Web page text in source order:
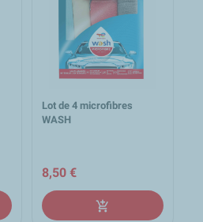
Lot de 4 microfibres
WASH
8,50 €
add_shopping_cart